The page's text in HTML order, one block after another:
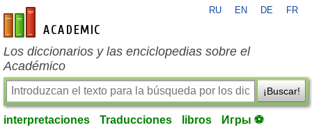
es-academic.com
RU EN DE FR
Los diccionarios y las enciclopedias sobre el
Académico
¡Buscar!
interpretaciones Traducciones libros Игры ⚽